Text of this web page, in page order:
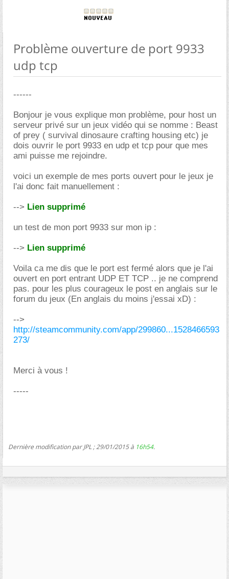
Problème ouverture de port 9933
udp tcp
------
Bonjour je vous explique mon problème, pour host un
serveur privé sur un jeux vidéo qui se nomme : Beast
of prey ( survival dinosaure crafting housing etc) je
dois ouvrir le port 9933 en udp et tcp pour que mes
ami puisse me rejoindre.
voici un exemple de mes ports ouvert pour le jeux je
l'ai donc fait manuellement :
--> Lien supprimé
un test de mon port 9933 sur mon ip :
--> Lien supprimé
Voila ca me dis que le port est fermé alors que je l'ai
ouvert en port entrant UDP ET TCP .. je ne comprend
pas. pour les plus courageux le post en anglais sur le
forum du jeux (En anglais du moins j'essai xD) :
-->
http://steamcommunity.com/app/299860...1528466593
273/
Merci à vous !
-----
Dernière modification par JPL ; 29/01/2015 à 16h54.